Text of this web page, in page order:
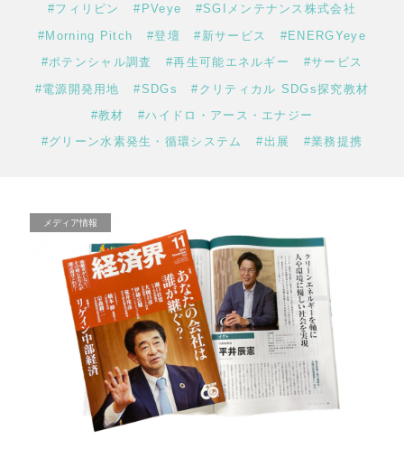
#フィリピン
#PVeye
#SGIメンテナンス株式会社
#Morning Pitch
#登壇 #新サービス
#ENERGYeye
#ポテンシャル調査
#再生可能エネルギー
#サービス
#電源開発用地
#SDGs
#クリティカル SDGs探究教材
#教材
#ハイドロ・アース・エナジー
#グリーン水素発生・循環システム
#出展 #業務提携
メディア情報